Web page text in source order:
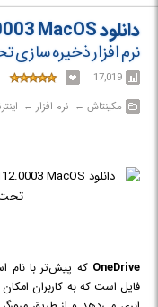
دانلود OneDrive v25.005.0112.0003 MacOS
نرم افزار ذخیره
17,019
مکینتاش‎ ← ‏ نرم افزار‎ ← ‏ اینترنت و شبکه
OneDrive که پیش‌تر با نام
فایل است که به کاربران